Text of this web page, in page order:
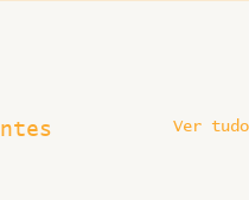
Ver tudo